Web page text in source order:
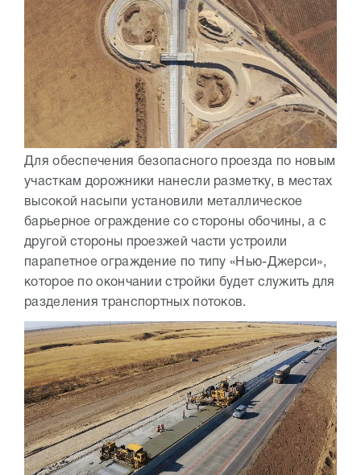
Для обеспечения безопасного проезда по новым
участкам дорожники нанесли разметку, в местах
высокой насыпи установили металлическое
барьерное ограждение со стороны обочины, а с
другой стороны проезжей части устроили
парапетное ограждение по типу «Нью-Джерси»,
которое по окончании стройки будет служить для
разделения транспортных потоков.